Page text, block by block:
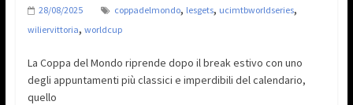
28/08/2025 coppadelmondo, lesgets, ucimtbworldseries,
wiliervittoria, worldcup
La Coppa del Mondo riprende dopo il break estivo con uno
degli appuntamenti più classici e imperdibili del calendario,
quello